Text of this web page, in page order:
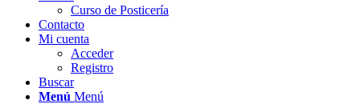
Curso de Posticería
Contacto
Mi cuenta
Acceder
Registro
Buscar
Menú Menú